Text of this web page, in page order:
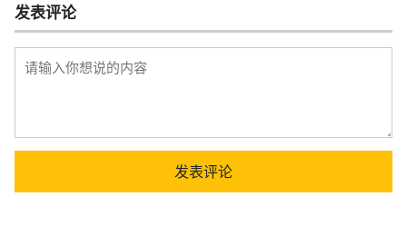
发表评论